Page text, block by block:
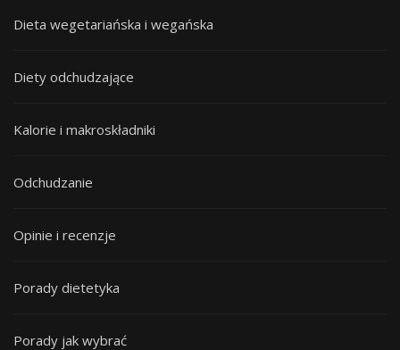
Dieta wegetariańska i wegańska
Diety odchudzające
Kalorie i makroskładniki
Odchudzanie
Opinie i recenzje
Porady dietetyka
Porady jak wybrać